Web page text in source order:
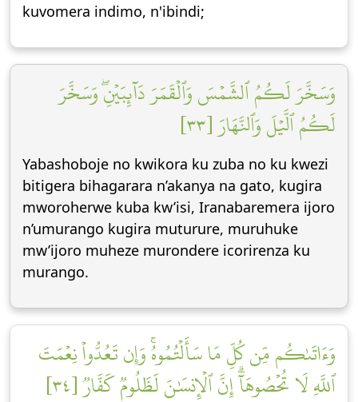
kuvomera indimo, n'ibindi;
وَسَخَّرَ لَكُمُ ٱلشَّمۡسَ وَٱلۡقَمَرَ دَآئِبَيۡنِۖ وَسَخَّرَ
لَكُمُ ٱلَّيۡلَ وَٱلنَّهَارَ [٣٣]
Yabashoboje no kwikora ku zuba no ku kwezi
bitigera bihagarara n’akanya na gato, kugira
mworoherwe kuba kw’isi, Iranabaremera ijoro
n’umurango kugira muturure, muruhuke
mw’ijoro muheze murondere icorirenza ku
murango.
وَءَاتَىٰكُم مِّن كُلِّ مَا سَأَلۡتُمُوهُۚ وَإِن تَعُدُّواْ نِعۡمَتَ
ٱللَّهِ لَا تُحۡصُوهَآۗ إِنَّ ٱلۡإِنسَٰنَ لَظَلُومٞ كَفَّارٞ [٣٤]